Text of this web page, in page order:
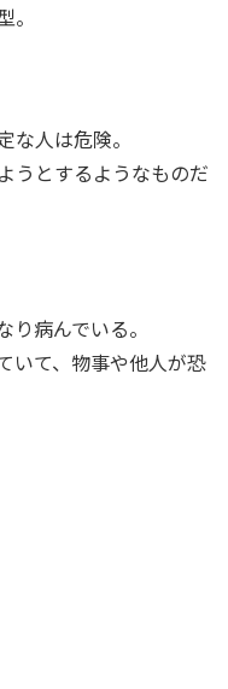
人は危険。
うとするようなものだ
病んでいる。
いて、物事や他人が恐